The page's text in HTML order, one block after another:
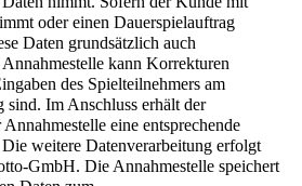
oder einen Dauerspielauftrag
Daten grundsätzlich auch
kann Korrekturen
des Spielteilnehmers am
sind. Im Anschluss erhält der
eine entsprechende
weitere Datenverarbeitung erfolgt
GmbH. Die Annahmestelle speichert